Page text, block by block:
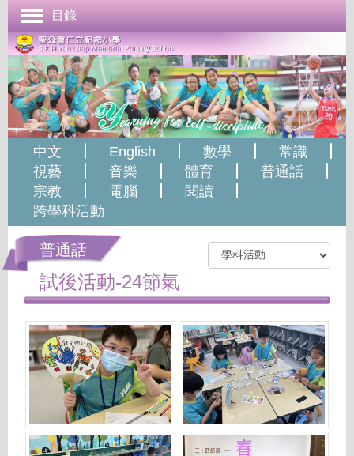
首頁
學校簡介
管理與組織
課程發展
成長支援
學生表現
校園生活
學校刊物
聯絡本校
目錄
中文 English 數學
常識
視藝
音樂 體育
普通話
宗教
電腦
閱讀
跨學科活動
普通話
試後活動-24節氣